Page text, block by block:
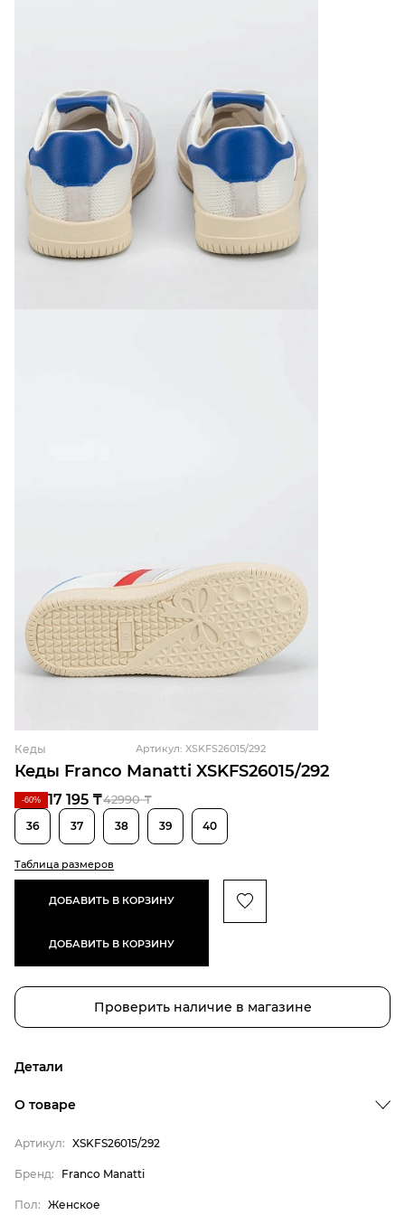
Кеды Franco Manatti XSKFS26015/292
Кеды Артикул: XSKFS26015/292
42990 ₸
17 195 ₸
-60%
36 37 38 39 40
Таблица размеров
ДОБАВИТЬ В КОРЗИНУ
ДОБАВИТЬ В КОРЗИНУ
Проверить наличие в магазине
Детали
О товаре
Артикул: XSKFS26015/292
Бренд: Franco Manatti
Пол: Женское